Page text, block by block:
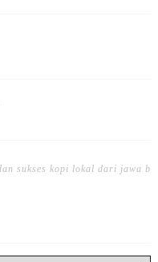
sukses kopi lokal dari jawa b